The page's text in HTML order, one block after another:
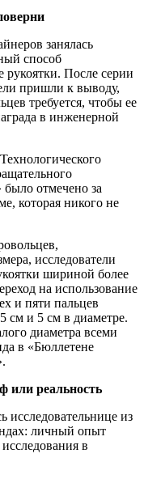
занялась
способ
рукоятки. После серии
пришли к выводу,
требуется, чтобы ее
в инженерной
отмечено за
которая никого не
исследователи
шириной более
на использование
и пяти пальцев
см и 5 см в диаметре.
диаметра всеми
в «Бюллетене
или реальность
исследовательнице из
личный опыт
в